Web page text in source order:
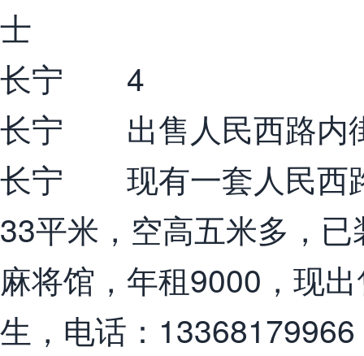
士
长宁 4
长宁 出售人民西路内
长宁 现有一套人民西
33平米，空高五米多，
麻将馆，年租9000，现
生，电话：13368179966